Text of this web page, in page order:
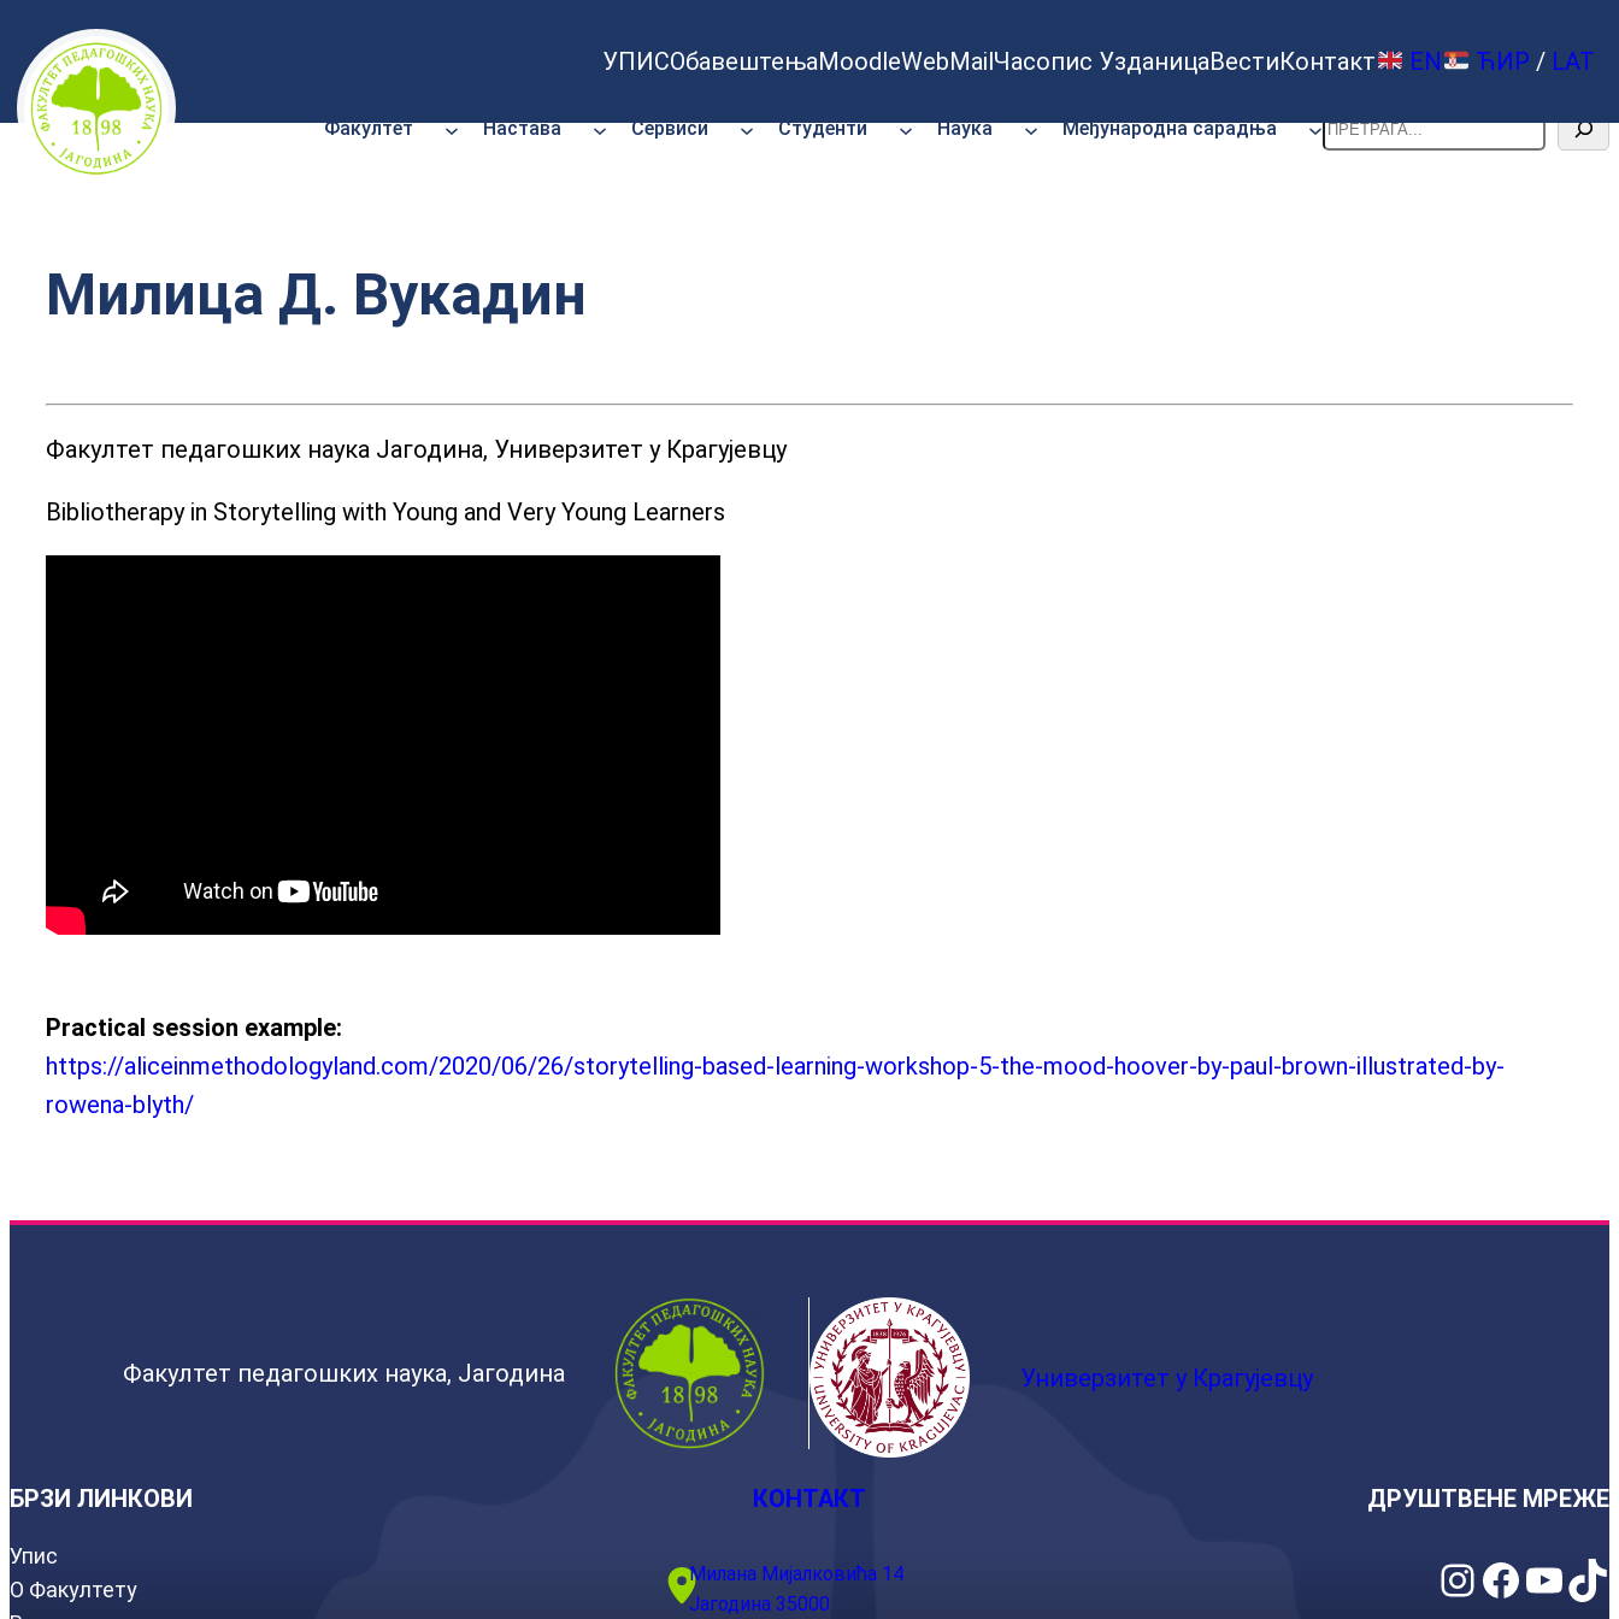
Скочи
на
садржај
УПИСОбавештењаMoodleWebMailЧасопис УзданицаВестиКонтакт EN ЋИР / LAT
Факултет Настава Сервиси Студенти Наука Међународна сарадња Претрага
Милица Д. Вукадин
Факултет педагошких наука Јагодина, Универзитет у Крагујевцу
Bibliotherapy in Storytelling with Young and Very Young Learners
Practical session example:
https://aliceinmethodologyland.com/2020/06/26/storytelling-based-learning-workshop-5-the-mood-hoover-by-paul-brown-illustrated-by-
rowena-blyth/
Факултет педагошких наука, Јагодина Универзитет у Крагујевцу
БРЗИ ЛИНКОВИ
Упис
О Факултету
КОНТАКТ
Милана Мијалковића 14
Јагодина 35000
ДРУШТВЕНЕ МРЕЖЕ
Instagram Facebook YouTube TikTok